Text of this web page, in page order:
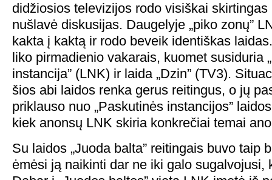
didžiosios televizijos rodo visiškai
nušlavė diskusijas. Daugelyje „piko zonų”
kakta į kaktą ir rodo beveik identiškas
liko pirmadienio vakarais, kuomet susiduria
instancija” (LNK) ir laida „Dzin” (TV3).
šios abi laidos renka gerus reitingus, o jų
priklauso nuo „Paskutinės instancijos”
kiek anonsų LNK skiria konkrečiai temai
Su laidos „Juoda balta” reitingais buvo taip
ėmėsi ją naikinti dar ne iki galo sugalvojusi,